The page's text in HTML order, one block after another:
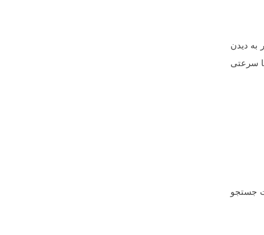
به دیدن
سرعتی
جستجو